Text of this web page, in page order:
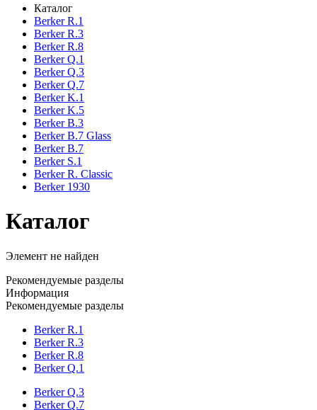
Каталог
Berker R.1
Berker R.3
Berker R.8
Berker Q.1
Berker Q.3
Berker Q.7
Berker K.1
Berker K.5
Berker B.3
Berker B.7 Glass
Berker B.7
Berker S.1
Berker R. Classic
Berker 1930
Каталог
Элемент не найден
Рекомендуемые разделы
Информация
Рекомендуемые разделы
Berker R.1
Berker R.3
Berker R.8
Berker Q.1
Berker Q.3
Berker Q.7